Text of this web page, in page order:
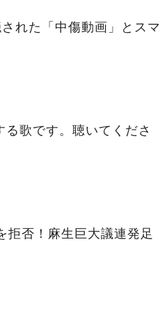
れた「中傷動画」とスマ
る歌です。聴いてくださ
拒否！麻生巨大議連発足